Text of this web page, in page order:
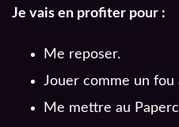
Je vais en profiter pour :
Me reposer.
Jouer comme un fou
Me mettre au